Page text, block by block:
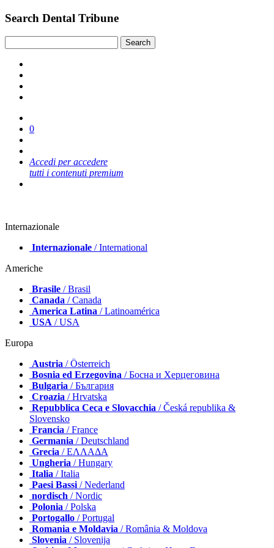
Search Dental Tribune
0
Accedi per accedere
tutti i contenuti premium
Internazionale
Internazionale / International
Americhe
Brasile / Brasil
Canada / Canada
America Latina / Latinoamérica
USA / USA
Europa
Austria / Österreich
Bosnia ed Erzegovina / Босна и Херцеговина
Bulgaria / България
Croazia / Hrvatska
Repubblica Ceca e Slovacchia / Česká republika &
Slovensko
Francia / France
Germania / Deutschland
Grecia / ΕΛΛΑΔΑ
Ungheria / Hungary
Italia / Italia
Paesi Bassi/ Nederland
nordisch / Nordic
Polonia / Polska
Portogallo / Portugal
Romania e Moldavia / România & Moldova
Slovenia / Slovenija